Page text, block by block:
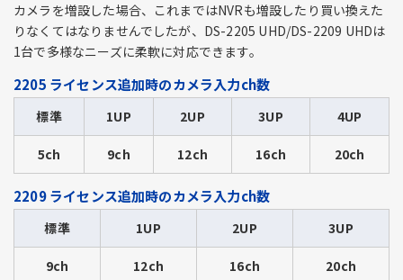
カメラを増設した場合、これまではNVRも増設したり買い換えた
りなくてはなりませんでしたが、DS-2205 UHD/DS-2209 UHDは
1台で多様なニーズに柔軟に対応できます。
2205 ライセンス追加時のカメラ入力ch数
標準 1UP 2UP 3UP 4UP
5ch 9ch 12ch 16ch 20ch
2209 ライセンス追加時のカメラ入力ch数
標準 1UP 2UP 3UP
9ch 12ch 16ch 20ch